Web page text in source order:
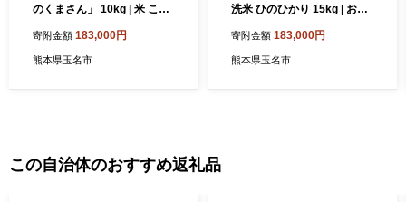
のくまさん」 10kg | 米 こめ
米 白米 熊本県 玉名市 定期
定期便
寄附金額 183,000円
熊本県玉名市
洗米 ひのひかり 15kg | お米
ヒノヒカリ ご飯 国産 国産米
定期 くまもと 熊本 熊本県 玉
寄附金額 183,000円
熊本県玉名市
この自治体のおすすめ返礼品